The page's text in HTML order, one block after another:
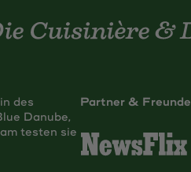
des
Danube,
testen sie
Partner & Freunde